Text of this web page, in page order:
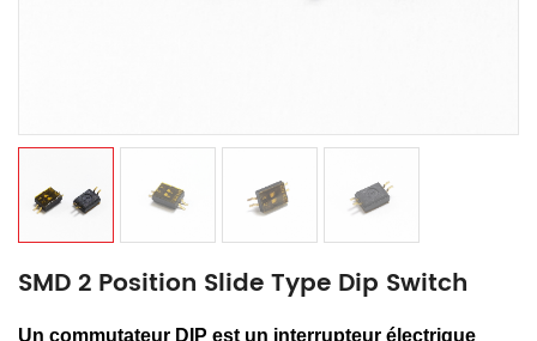
SMD 2 Position Slide Type Dip Switch
Un commutateur DIP est un interrupteur électrique